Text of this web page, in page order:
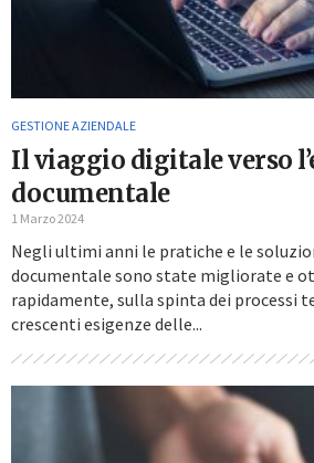
GESTIONE AZIENDALE
Il viaggio digitale verso
documentale
1 Marzo 2024
Negli ultimi anni le pratiche e le
documentale sono state migliorate e
rapidamente, sulla spinta dei processi
crescenti esigenze delle...